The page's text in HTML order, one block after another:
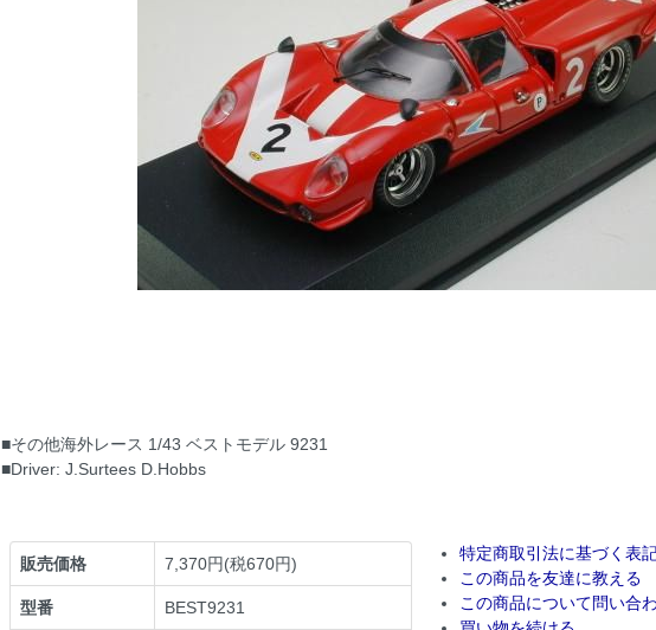
■その他海外レース 1/43 ベストモデル 9231
■Driver: J.Surtees D.Hobbs
販売価格 7,370円(税670円)
型番 BEST9231
特定商取引法に基づく表
この商品を友達に教える
この商品について問い合